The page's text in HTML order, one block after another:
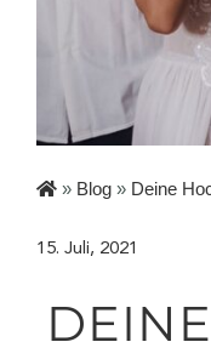
» Blog » Deine
15. Juli, 2021